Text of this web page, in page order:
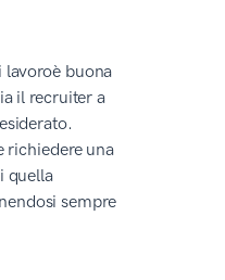
buona
il recruiter a
richiedere una
quella
sempre